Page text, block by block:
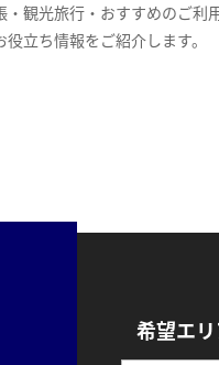
・観光旅行・おすすめのご利
立ち情報をご紹介します。
希望エ